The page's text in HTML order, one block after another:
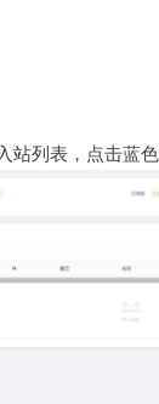
站列表，点击蓝色